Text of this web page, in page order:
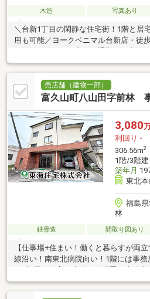
木造 写真あり
＼台新1丁目の閑静な住宅街！1階と居
用も可能／ヨークベニマル台新店・徒
い方にもおすすめです！
売店舗（建物一部）
富久山町八山田字前林
3,080
利回り -
306.56m2
1階/3階建
築年月
東北
福島
林
鉄骨造 間取り図あり
【仕事場+住まい！働くと暮らすが両
線沿い！南東北病院向い！1階には事務